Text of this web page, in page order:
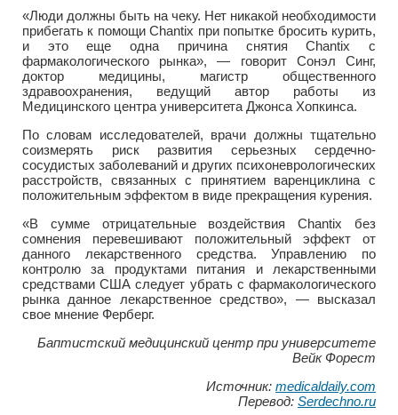
«Люди должны быть на чеку. Нет никакой необходимости
прибегать к помощи Chantix при попытке бросить курить,
и это еще одна причина снятия Chantix с
фармакологического рынка», — говорит Сонэл Синг,
доктор медицины, магистр общественного
здравоохранения, ведущий автор работы из
Медицинского центра университета Джонса Хопкинса.
По словам исследователей, врачи должны тщательно
соизмерять риск развития серьезных сердечно-
сосудистых заболеваний и других психоневрологических
расстройств, связанных с принятием варенциклина с
положительным эффектом в виде прекращения курения.
«В сумме отрицательные воздействия Chantix без
сомнения перевешивают положительный эффект от
данного лекарственного средства. Управлению по
контролю за продуктами питания и лекарственными
средствами США следует убрать с фармакологического
рынка данное лекарственное средство», — высказал
свое мнение Ферберг.
Баптистский медицинский центр при университете
Вейк Форест
Источник: medicaldaily.com
Перевод: Serdechno.ru